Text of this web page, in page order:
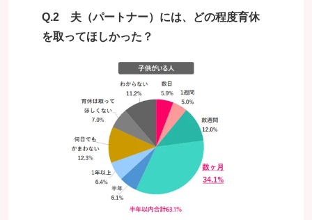
Q.2 夫（パートナー）には、どの程度育休
を取ってほしかった？